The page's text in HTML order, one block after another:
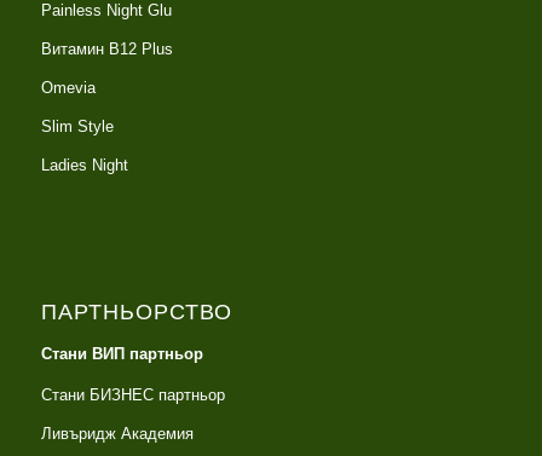
Painless Night Glu
Витамин B12 Plus
Оmevia
Slim Style
Ladies Night
ПАРТНЬОРСТВО
Стани ВИП партньор
Стани БИЗНЕС партньор
Ливъридж Академия